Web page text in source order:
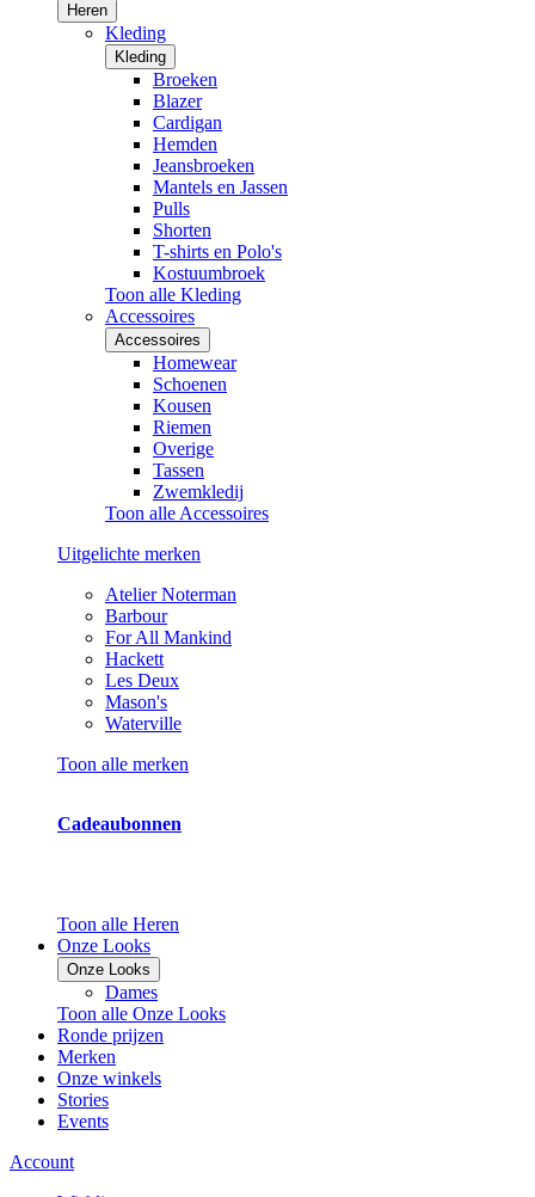
Heren
Kleding
Kleding
Broeken
Blazer
Cardigan
Hemden
Jeansbroeken
Mantels en Jassen
Pulls
Shorten
T-shirts en Polo's
Kostuumbroek
Toon alle Kleding
Accessoires
Accessoires
Homewear
Schoenen
Kousen
Riemen
Overige
Tassen
Zwemkledij
Toon alle Accessoires
Uitgelichte merken
Atelier Noterman
Barbour
For All Mankind
Hackett
Les Deux
Mason's
Waterville
Toon alle merken
Cadeaubonnen
Toon alle Heren
Onze Looks
Onze Looks
Dames
Toon alle Onze Looks
Ronde prijzen
Merken
Onze winkels
Stories
Events
Account